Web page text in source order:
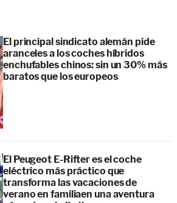
El principal sindicato alemán pide
aranceles a los coches híbridos
enchufables chinos: sin un 30% más
baratos que los europeos
El Peugeot E-Rifter es el coche
eléctrico más práctico que
transforma las vacaciones de
verano en familiaen una aventura